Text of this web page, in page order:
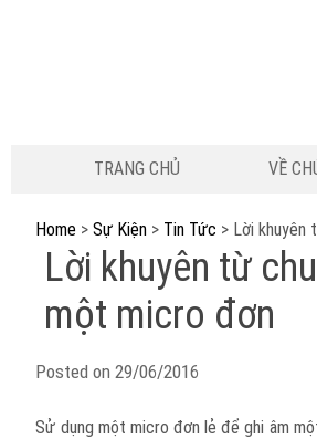
TRANG CHỦ VỀ
Home >Sự Kiện > Tin Tức > Lời khuyên
Lời khuyên từ
một micro đơn
Posted on29/06/2016
Sử dụng một micro đơn lẻ để ghi âm